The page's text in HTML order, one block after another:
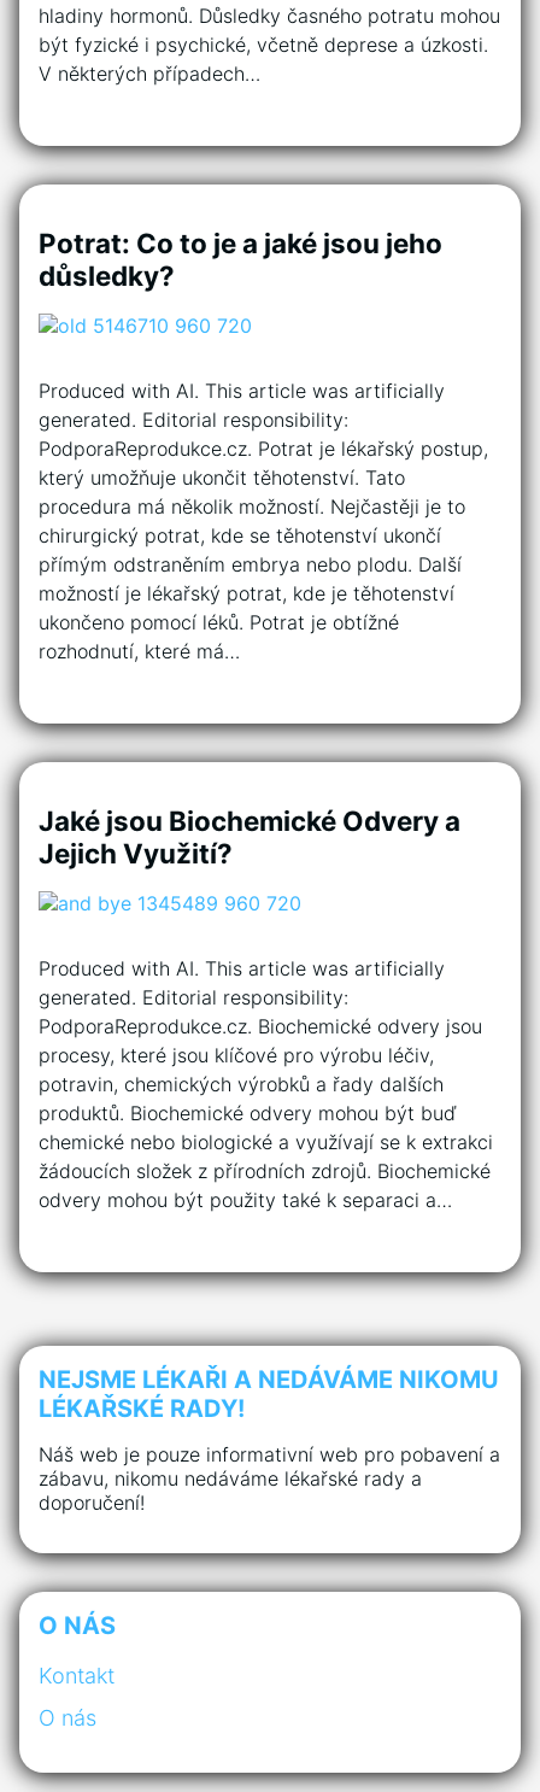
hladiny hormonů. Důsledky časného potratu mohou
být fyzické i psychické, včetně deprese a úzkosti.
V některých případech…
Potrat: Co to je a jaké jsou jeho
důsledky?
Produced with AI. This article was artificially
generated. Editorial responsibility:
PodporaReprodukce.cz. Potrat je lékařský postup,
který umožňuje ukončit těhotenství. Tato
procedura má několik možností. Nejčastěji je to
chirurgický potrat, kde se těhotenství ukončí
přímým odstraněním embrya nebo plodu. Další
možností je lékařský potrat, kde je těhotenství
ukončeno pomocí léků. Potrat je obtížné
rozhodnutí, které má…
Jaké jsou Biochemické Odvery a
Jejich Využití?
Produced with AI. This article was artificially
generated. Editorial responsibility:
PodporaReprodukce.cz. Biochemické odvery jsou
procesy, které jsou klíčové pro výrobu léčiv,
potravin, chemických výrobků a řady dalších
produktů. Biochemické odvery mohou být buď
chemické nebo biologické a využívají se k extrakci
žádoucích složek z přírodních zdrojů. Biochemické
odvery mohou být použity také k separaci a…
NEJSME LÉKAŘI A NEDÁVÁME NIKOMU
LÉKAŘSKÉ RADY!
Náš web je pouze informativní web pro pobavení a
zábavu, nikomu nedáváme lékařské rady a
doporučení!
O NÁS
Kontakt
O nás